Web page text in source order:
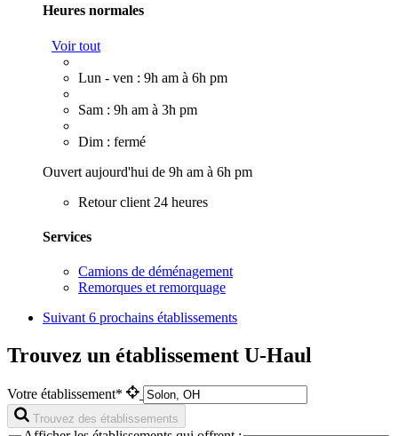
Heures normales
Voir tout
Lun - ven : 9h am à 6h pm
Sam : 9h am à 3h pm
Dim : fermé
Ouvert aujourd'hui de 9h am à 6h pm
Retour client 24 heures
Services
Camions de déménagement
Remorques et remorquage
Suivant 6 prochains établissements
Trouvez un établissement U-Haul
Votre établissement*
Trouvez des établissements